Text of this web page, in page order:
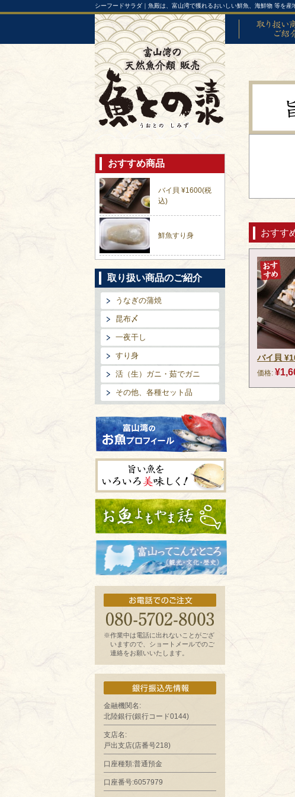
シーフードサラダ｜魚殿は、富山湾で獲れるおいしい鮮魚、海鮮物 等を産
おすすめ商品
バイ貝 ¥1600(税
込)
鮮魚すり身
取り扱い商品のご紹介
うなぎの蒲焼
昆布〆
一夜干し
すり身
活（生）ガニ・茹でガニ
その他、各種セット品
富山湾のお魚プロフィール
旨い魚をいろいろ美味しく!
お魚よもやま話
史）
※作業中は電話に出れないことがござ
いますので、ショートメールでのご
連絡をお願いいたします。
金融機関名:
北陸銀行(銀行コード0144)
支店名:
戸出支店(店番号218)
口座種類:普通預金
口座番号:6057979
おすす
バイ貝
価格: